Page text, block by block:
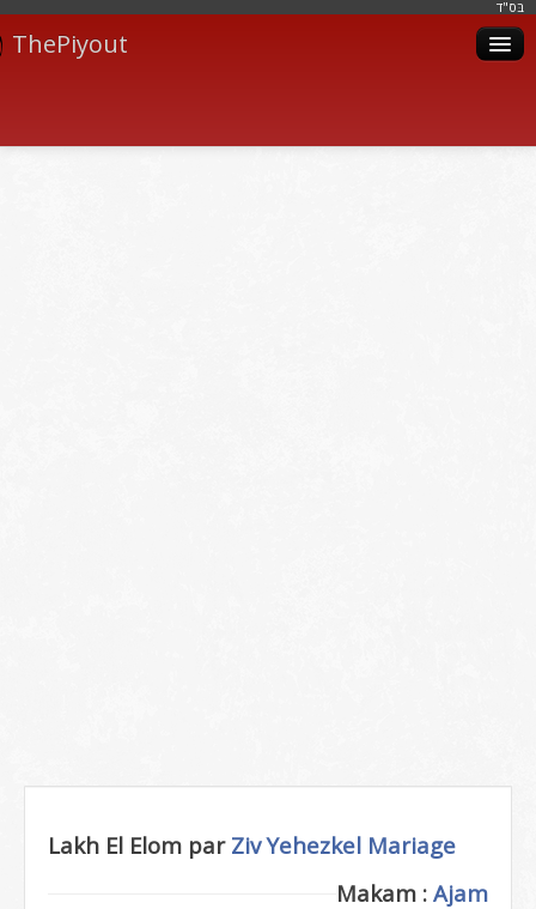
בּס"ד
ThePiyout
Lakh El Elom par Ziv Yehezkel
Makam : Ajam
Mariage